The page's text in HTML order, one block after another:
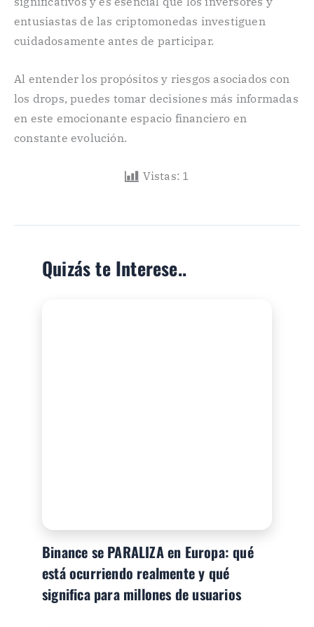
entusiastas de las criptomonedas investiguen
cuidadosamente antes de participar.
Al entender los propósitos y riesgos asociados con
los drops, puedes tomar decisiones más informadas
en este emocionante espacio financiero en
constante evolución.
Vistas: 1
Quizás te Interese..
Binance se PARALIZA en Europa: qué
está ocurriendo realmente y qué
significa para millones de usuarios